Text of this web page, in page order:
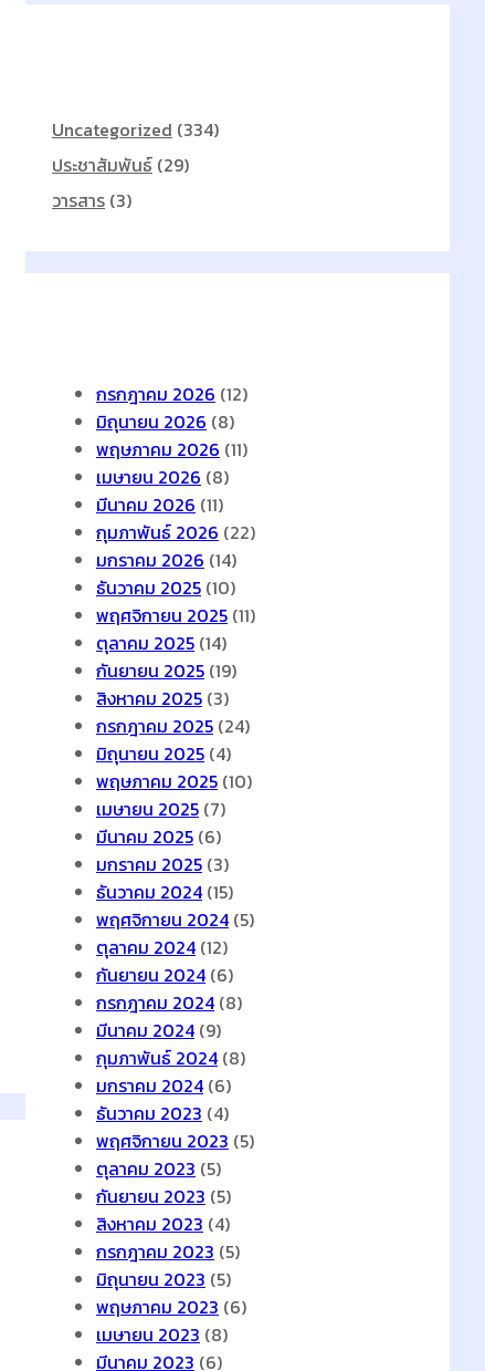
Uncategorized (334)
ประชาสัมพันธ์ (29)
วารสาร (3)
กรกฎาคม 2026 (12)
มิถุนายน 2026 (8)
พฤษภาคม 2026 (11)
เมษายน 2026 (8)
มีนาคม 2026 (11)
กุมภาพันธ์ 2026 (22)
มกราคม 2026 (14)
ธันวาคม 2025 (10)
พฤศจิกายน 2025 (11)
ตุลาคม 2025 (14)
กันยายน 2025 (19)
สิงหาคม 2025 (3)
กรกฎาคม 2025 (24)
มิถุนายน 2025 (4)
พฤษภาคม 2025 (10)
เมษายน 2025 (7)
มีนาคม 2025 (6)
มกราคม 2025 (3)
ธันวาคม 2024 (15)
พฤศจิกายน 2024 (5)
ตุลาคม 2024 (12)
กันยายน 2024 (6)
กรกฎาคม 2024 (8)
มีนาคม 2024 (9)
กุมภาพันธ์ 2024 (8)
มกราคม 2024 (6)
ธันวาคม 2023 (4)
พฤศจิกายน 2023 (5)
ตุลาคม 2023 (5)
กันยายน 2023 (5)
สิงหาคม 2023 (4)
กรกฎาคม 2023 (5)
มิถุนายน 2023 (5)
พฤษภาคม 2023 (6)
เมษายน 2023 (8)
มีนาคม 2023 (6)